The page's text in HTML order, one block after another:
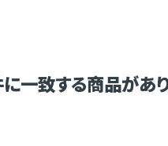
一致する商品があ